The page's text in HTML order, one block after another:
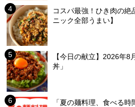
コスパ最強！ひき肉の絶
ニック全部うまい】
【今日の献立】2026年
丼」
「夏の麺料理、食べる